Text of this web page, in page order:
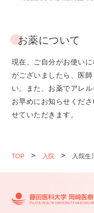
お薬について
現在、ご自分がお使い
がございましたら、医
い。また、お薬でアレ
お早めにお知らせくだ
せていただきます。
TOP 入院 入院生